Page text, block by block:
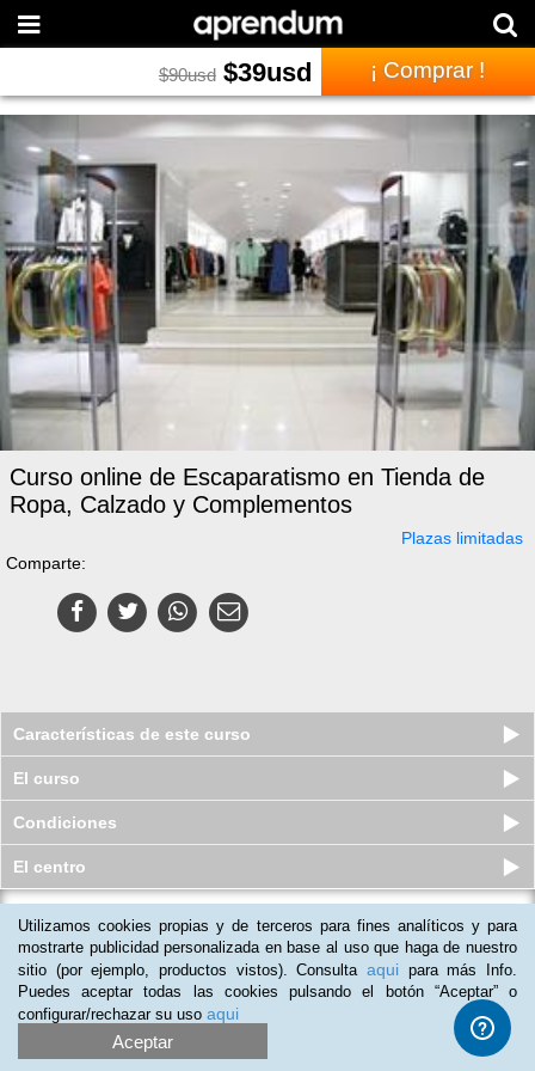
$90usd $39usd ¡ Comprar !
Curso online de Escaparatismo en Tienda de
Ropa, Calzado y Complementos
Plazas limitadas
Comparte:
Características de este curso
El curso
Condiciones
El centro
Curso online de Promotor en Punto
de Ventas
Plazas agotadas
$90usd $35usd
Utilizamos cookies propias y de terceros para fines analíticos y para
mostrarte publicidad personalizada en base al uso que haga de nuestro
sitio (por ejemplo, productos vistos). Consulta aqui para más Info.
Puedes aceptar todas las cookies pulsando el botón “Aceptar” o
configurar/rechazar su uso aqui
Aceptar